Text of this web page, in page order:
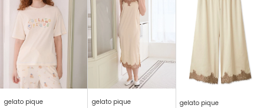
gelato pique gelato pique gelato pique